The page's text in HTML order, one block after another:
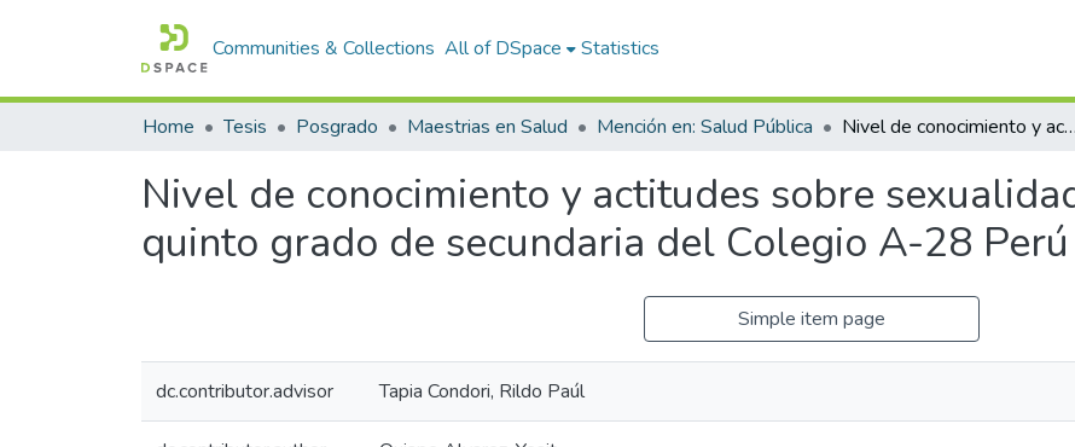
Communities & Collections All of DSpace Statistics
Home Tesis Posgrado Maestrias en Salud Mención en: Salud Pública Nivel de conocimiento y actitudes sobre sexualidad en adolescentes del quinto grado de secundaria del Colegio A-28 Perú Birf Azángaro – 2023
Nivel de conocimiento y actitudes sobre
quinto grado de secundaria del Colegio A-28
Simple item page
dc.contributor.advisor Tapia Condori, Rildo Paúl